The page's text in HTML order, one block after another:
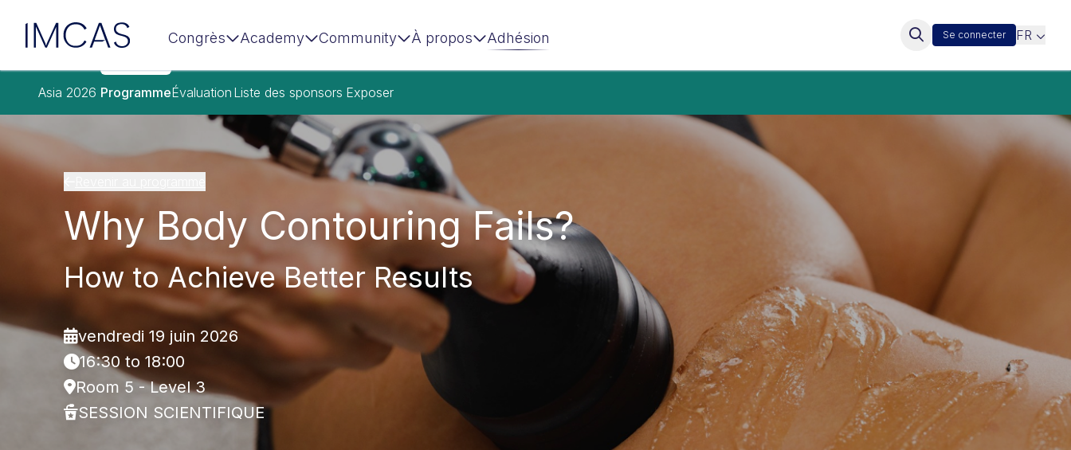
Aller au contenu principal
IMCAS Congrès Academy Community À propos Adhésion Se connecter FR
Asia 2026 ProgrammeÉvaluation Liste des sponsors Exposer
Why Body Contouring Fails?
How to Achieve Better Results
vendredi 19 juin 2026
16:30 to 18:00
Room 5 - Level 3
SESSION SCIENTIFIQUE